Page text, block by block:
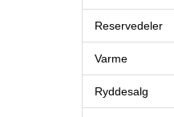
Reservedeler
Varme
Ryddesalg